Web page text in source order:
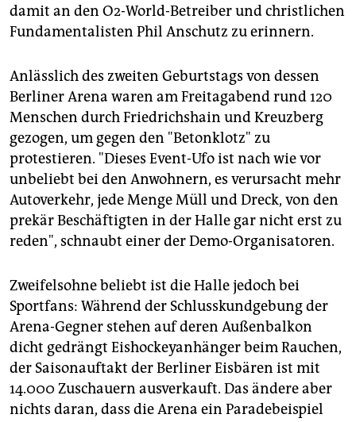
unterstützen
genossenschaft
epaper login
damit an den O2-World-Betreiber und christlichen
Fundamentalisten Phil Anschutz zu erinnern.
Anlässlich des zweiten Geburtstags von dessen
Berliner Arena waren am Freitagabend rund 120
Menschen durch Friedrichshain und Kreuzberg
gezogen, um gegen den "Betonklotz" zu
protestieren. "Dieses Event-Ufo ist nach wie vor
unbeliebt bei den Anwohnern, es verursacht mehr
Autoverkehr, jede Menge Müll und Dreck, von den
prekär Beschäftigten in der Halle gar nicht erst zu
reden", schnaubt einer der Demo-Organisatoren.
Zweifelsohne beliebt ist die Halle jedoch bei
Sportfans: Während der Schlusskundgebung der
Arena-Gegner stehen auf deren Außenbalkon
dicht gedrängt Eishockeyanhänger beim Rauchen,
der Saisonauftakt der Berliner Eisbären ist mit
14.000 Zuschauern ausverkauft. Das ändere aber
nichts daran, dass die Arena ein Paradebeispiel